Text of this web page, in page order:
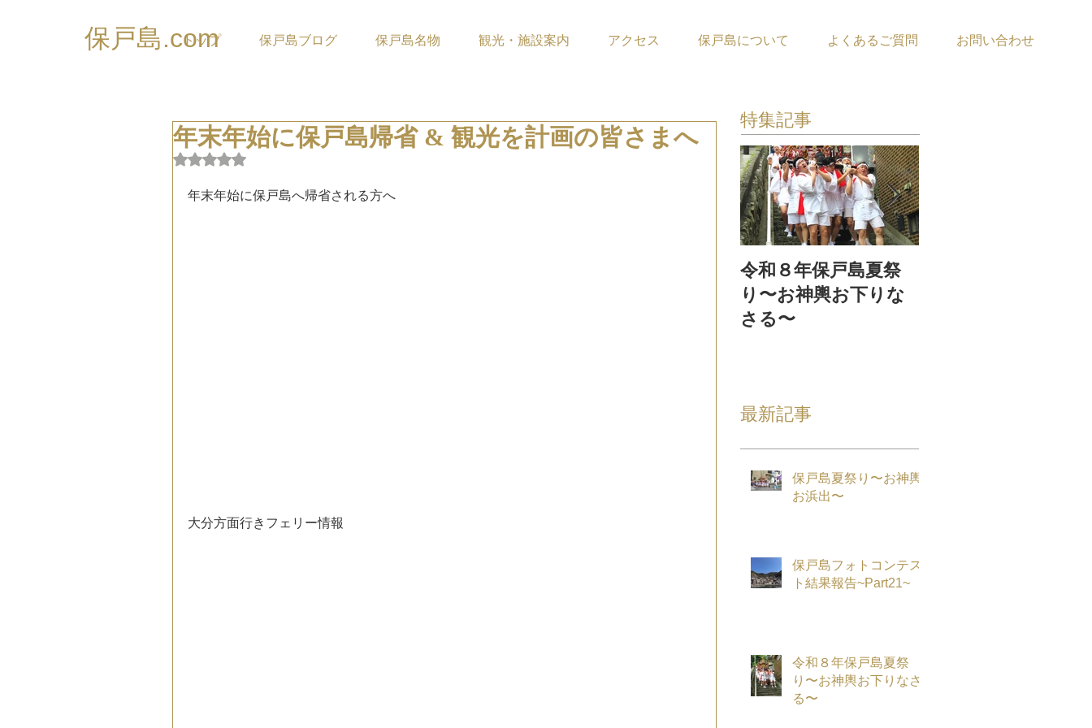
保戸島.com
トップ 保戸島ブログ 保戸島名物 観光・施設案内 アクセス 保戸島について よくあるご質問 お問い合わせ
年末年始に保戸島帰省 & 観光を計画の皆さまへ
5つ星のうちNaNと評価されています。
年末年始に保戸島へ帰省される方へ
大分方面行きフェリー情報
特集記事
令和８年保戸島夏祭
り〜お神輿お下りな
さる〜
最新記事
保戸島夏祭り〜お神輿
お浜出〜
保戸島フォトコンテス
ト結果報告~Part21~
令和８年保戸島夏祭
り〜お神輿お下りなさ
る〜